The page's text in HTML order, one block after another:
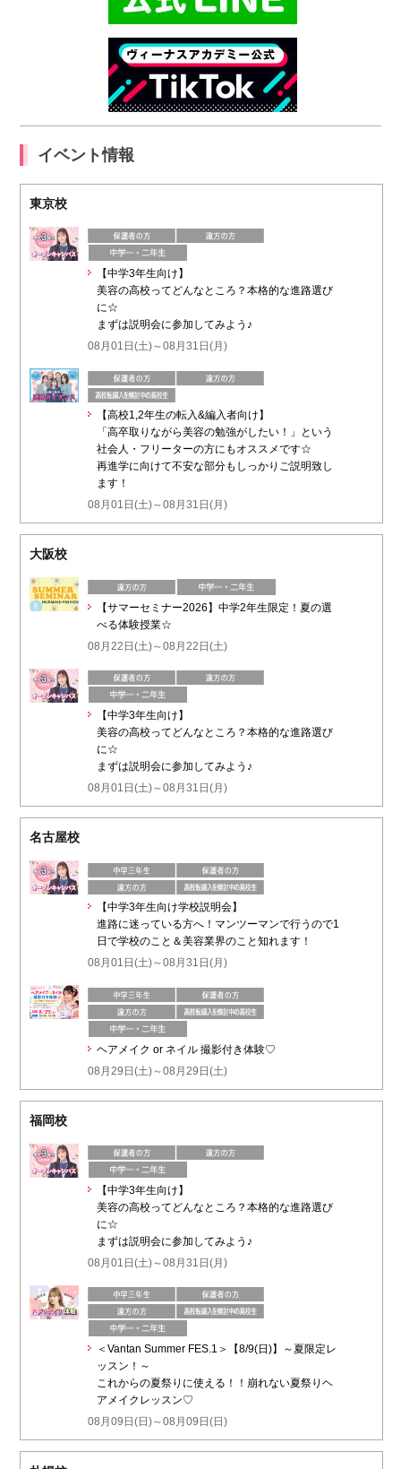
イベント情報
東京校
【中学3年生向け】
美容の高校ってどんなところ？本格的な進路選び
に☆
まずは説明会に参加してみよう♪
08月01日(土)～08月31日(月)
【高校1,2年生の転入&編入者向け】
「高卒取りながら美容の勉強がしたい！」という
社会人・フリーターの方にもオススメです☆
再進学に向けて不安な部分もしっかりご説明致し
ます！
08月01日(土)～08月31日(月)
大阪校
【サマーセミナー2026】中学2年生限定！夏の選
べる体験授業☆
08月22日(土)～08月22日(土)
【中学3年生向け】
美容の高校ってどんなところ？本格的な進路選び
に☆
まずは説明会に参加してみよう♪
08月01日(土)～08月31日(月)
名古屋校
【中学3年生向け学校説明会】
進路に迷っている方へ！マンツーマンで行うので1
日で学校のこと＆美容業界のこと知れます！
08月01日(土)～08月31日(月)
ヘアメイク or ネイル 撮影付き体験♡
08月29日(土)～08月29日(土)
福岡校
【中学3年生向け】
美容の高校ってどんなところ？本格的な進路選び
に☆
まずは説明会に参加してみよう♪
08月01日(土)～08月31日(月)
＜Vantan Summer FES.1＞【8/9(日)】～夏限定レ
ッスン！～
これからの夏祭りに使える！！崩れない夏祭りヘ
アメイクレッスン♡
08月09日(日)～08月09日(日)